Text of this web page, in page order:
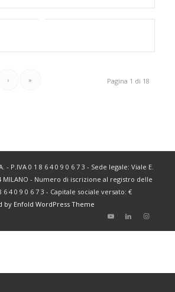
Pagina 1 di 18
› »
- P.IVA 0 1 8 6 4 0 9 0 6 7 3 - Sede legale: Viale E.
MILANO - Numero di iscrizione al registro delle
6 4 0 9 0 6 7 3 - Capitale sociale versato: €
by Enfold WordPress Theme